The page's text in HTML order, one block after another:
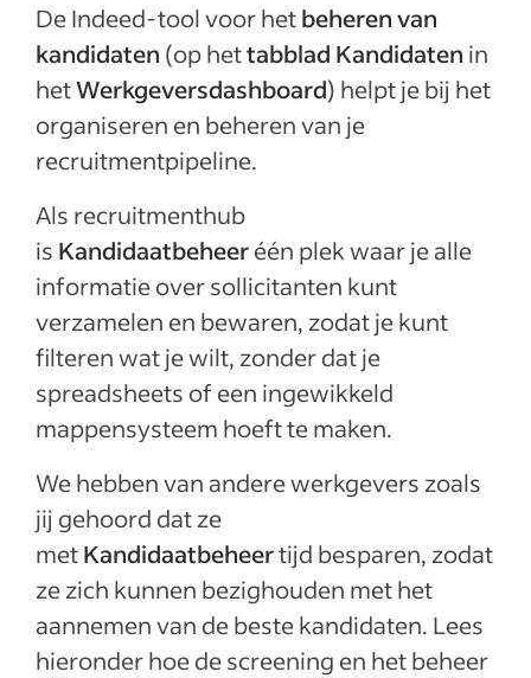
De Indeed-tool voor hetbeheren van
kandidaten (op hettabblad Kandidaten in
hetWerkgeversdashboard) helpt je bij het
organiseren en beheren van je
recruitmentpipeline.
Als recruitmenthub
is Kandidaatbeheeréén plek waar je alle
informatie over sollicitanten kunt
verzamelen en bewaren, zodat je kunt
filteren wat je wilt, zonder dat je
spreadsheets of een ingewikkeld
mappensysteem hoeft te maken.
We hebben van andere werkgevers zoals
jij gehoord dat ze
metKandidaatbeheertijd besparen, zodat
ze zich kunnen bezighouden met het
aannemen van de beste kandidaten. Lees
hieronder hoe de screening en het beheer